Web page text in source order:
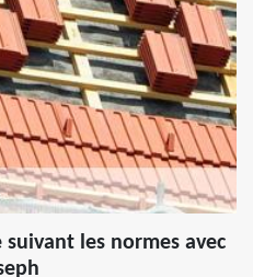
les normes avec